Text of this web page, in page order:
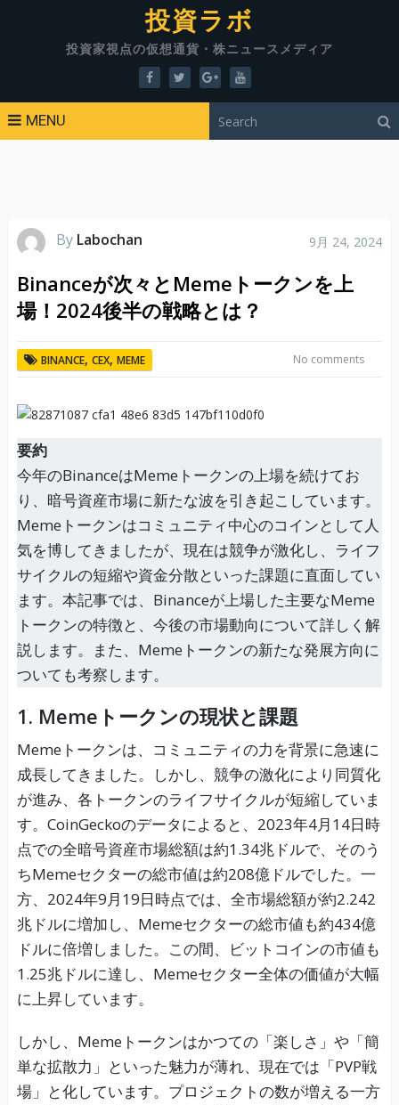
投資ラボ
投資家視点の仮想通貨・株ニュースメディア
MENU
By Labochan 9月 24, 2024
Binanceが次々とMemeトークンを上
場！2024後半の戦略とは？
BINANCE, CEX, MEME No comments
要約
今年のBinanceはMemeトークンの上場を続けてお
り、暗号資産市場に新たな波を引き起こしています。
Memeトークンはコミュニティ中心のコインとして人
気を博してきましたが、現在は競争が激化し、ライフ
サイクルの短縮や資金分散といった課題に直面してい
ます。本記事では、Binanceが上場した主要なMeme
トークンの特徴と、今後の市場動向について詳しく解
説します。また、Memeトークンの新たな発展方向に
ついても考察します。
1. Memeトークンの現状と課題
Memeトークンは、コミュニティの力を背景に急速に
成長してきました。しかし、競争の激化により同質化
が進み、各トークンのライフサイクルが短縮していま
す。CoinGeckoのデータによると、2023年4月14日時
点での全暗号資産市場総額は約1.34兆ドルで、そのう
ちMemeセクターの総市値は約208億ドルでした。一
方、2024年9月19日時点では、全市場総額が約2.242
兆ドルに増加し、Memeセクターの総市値も約434億
ドルに倍増しました。この間、ビットコインの市値も
1.25兆ドルに達し、Memeセクター全体の価値が大幅
に上昇しています。
しかし、Memeトークンはかつての「楽しさ」や「簡
単な拡散力」といった魅力が薄れ、現在では「PVP戦
場」と化しています。プロジェクトの数が増える一方